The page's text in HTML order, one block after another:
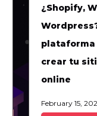
¿Shopify,
plataforma
crear tu
online
February 15,